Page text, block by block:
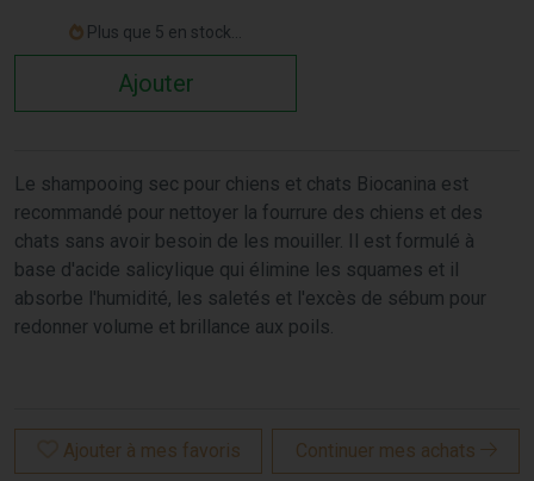
Plus que 5 en stock...
Ajouter
Le shampooing sec pour chiens et chats Biocanina est
recommandé pour nettoyer la fourrure des chiens et des
chats sans avoir besoin de les mouiller. Il est formulé à
base d'acide salicylique qui élimine les squames et il
absorbe l'humidité, les saletés et l'excès de sébum pour
redonner volume et brillance aux poils.
Ajouter à mes favoris Continuer mes achats